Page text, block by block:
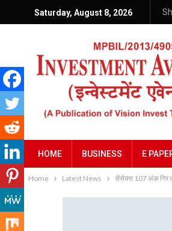
Saturday, August 8, 2026
HOME BUSINESS E
Home Latest News सेंसेक्स 107 अंक गिर